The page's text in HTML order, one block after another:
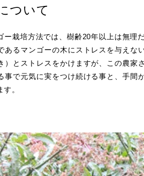
ついて
ー栽培方法では、樹齢20年以上は無理
あるマンゴーの木にストレスを与えな
）とストレスをかけますが、この農家
事で元気に実をつけ続ける事と、手間
。